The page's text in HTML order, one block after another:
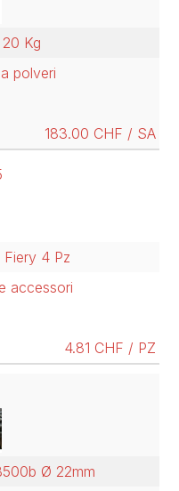
Kg
polveri
183.00 CHF / SA
Fiery 4 Pz
accessori
4.81 CHF / PZ
Ø 22mm